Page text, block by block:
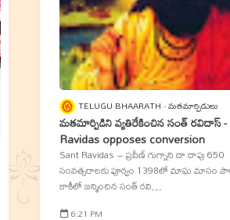
TELUGU BHAARATH మతమార్పిడులు
మతమార్పిడిని వ్యతిరేకించిన సంత్‌ రవిదాస్‌ -
Ravidas opposes conversion
Sant Ravidas – ప్రవీణ్‌ గుగ్నాని దా దాపు 650
సంవత్సరాలకు పూర్వం 1398లో మాఘ మాసం
కాశీలో జన్మించిన సంత్‌ రవి…
6:21 PM